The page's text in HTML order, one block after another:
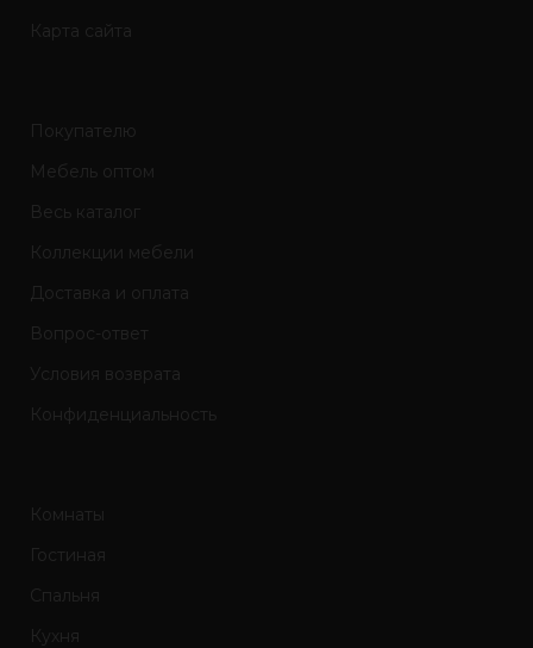
Карта сайта
Покупателю
Мебель оптом
Весь каталог
Коллекции мебели
Доставка и оплата
Вопрос-ответ
Условия возврата
Конфиденциальность
Комнаты
Гостиная
Спальня
Кухня